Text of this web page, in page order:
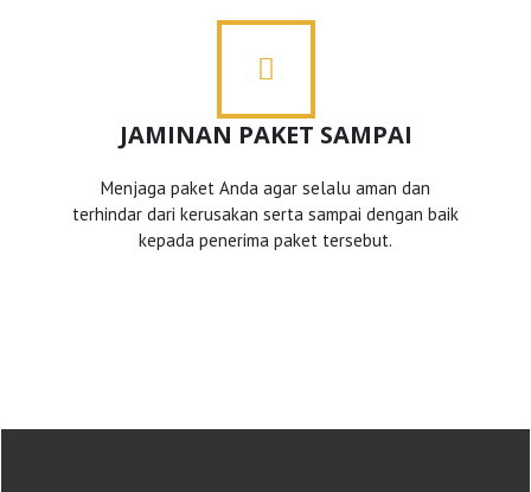
JAMINAN PAKET SAMPAI
Menjaga paket Anda agar selalu aman dan
terhindar dari kerusakan serta sampai dengan baik
kepada penerima paket tersebut.